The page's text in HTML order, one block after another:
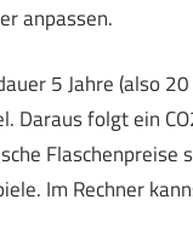
anpassen.
5 Jahre (also
Daraus folgt ein
Flaschenpreise
Im Rechner